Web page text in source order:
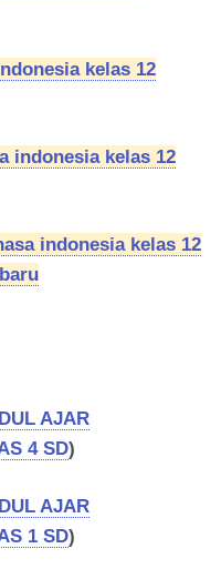
kelas 12
indonesia kelas 12
indonesia kelas 12
AJAR
4 SD)
AJAR
1 SD)